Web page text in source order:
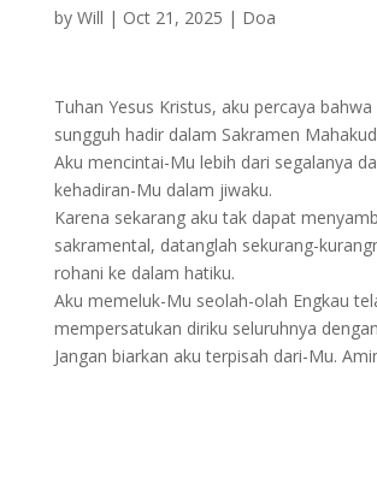
by Will | Oct 21, 2025 | Doa
Tuhan Yesus Kristus, aku percaya bahwa
sungguh hadir dalam Sakramen
Aku mencintai-Mu lebih dari segalanya
kehadiran-Mu dalam jiwaku.
Karena sekarang aku tak dapat
sakramental, datanglah sekurang-
rohani ke dalam hatiku.
Aku memeluk-Mu seolah-olah Engkau
mempersatukan diriku seluruhnya
Jangan biarkan aku terpisah dari-Mu.